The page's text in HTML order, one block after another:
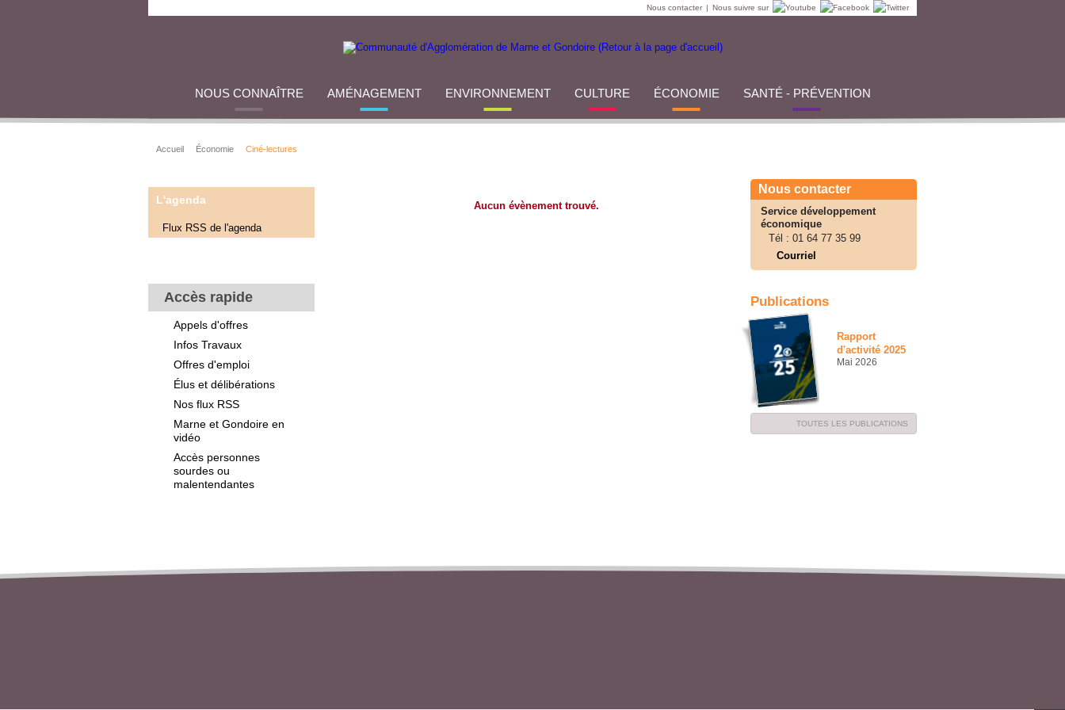
Nous contacter | Nous suivre sur
NOUS CONNAÎTRE AMÉNAGEMENT ENVIRONNEMENT CULTURE ÉCONOMIE SANTÉ - PRÉVENTION
Accueil Économie Ciné-lectures
L'agenda
Flux RSS de l'agenda
Accès rapide
Appels d'offres
Infos Travaux
Offres d'emploi
Élus et délibérations
Nos flux RSS
Marne et Gondoire en
vidéo
Accès personnes
sourdes ou
malentendantes
Aucun évènement trouvé.
Nous contacter
Service développement
économique
Tél : 01 64 77 35 99
Courriel
Publications
Rapport
d'activité 2025
Mai 2026
TOUTES LES PUBLICATIONS